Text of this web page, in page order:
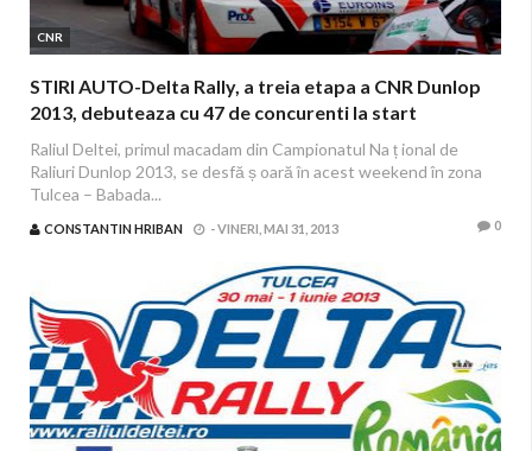
CNR
STIRI AUTO-Delta Rally, a treia etapa a CNR Dunlop
2013, debuteaza cu 47 de concurenti la start
Raliul Deltei, primul macadam din Campionatul Na ț ional de
Raliuri Dunlop 2013, se desfă ș oară în acest weekend în zona
Tulcea – Babada...
CONSTANTIN HRIBAN -VINERI, MAI 31, 2013 0